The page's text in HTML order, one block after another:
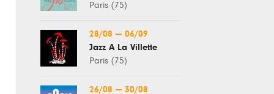
Paris (75)
28/08 — 06/09
Jazz À La Villette
Paris (75)
26/08 — 30/08